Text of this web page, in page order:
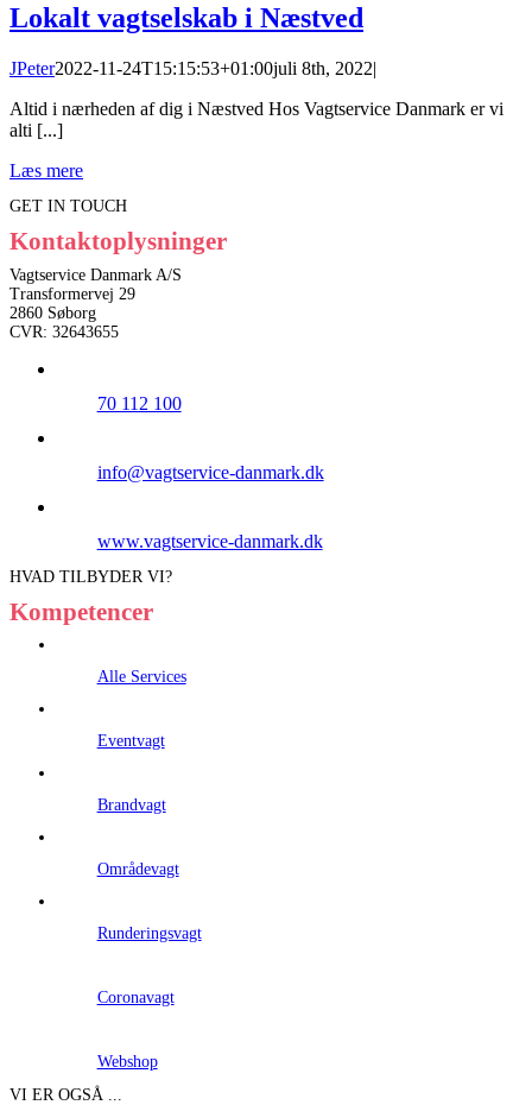
Lokalt vagtselskab i Næstved
JPeter2022-11-24T15:15:53+01:00juli 8th, 2022|
Altid i nærheden af dig i Næstved Hos Vagtservice Danmark er vi
alti [...]
Læs mere
GET IN TOUCH
Kontaktoplysninger
Vagtservice Danmark A/S
Transformervej 29
2860 Søborg
CVR: 32643655
70 112 100
info@vagtservice-danmark.dk
www.vagtservice-danmark.dk
HVAD TILBYDER VI?
Kompetencer
Alle Services
Eventvagt
Brandvagt
Områdevagt
Runderingsvagt
Coronavagt
Webshop
VI ER OGSÅ ...